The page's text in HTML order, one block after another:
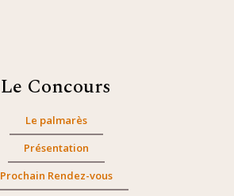
Le Concours
Le palmarès
Présentation
Prochain Rendez-vous